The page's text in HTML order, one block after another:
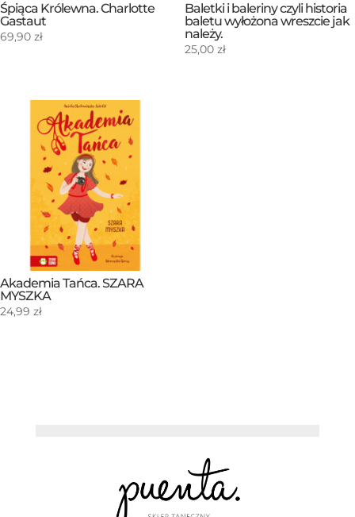
Śpiąca Królewna. Charlotte
Gastaut
69,90 zł
Baletki i baleriny czyli historia
baletu wyłożona wreszcie jak
należy.
25,00 zł
Akademia Tańca. SZARA
MYSZKA
24,99 zł